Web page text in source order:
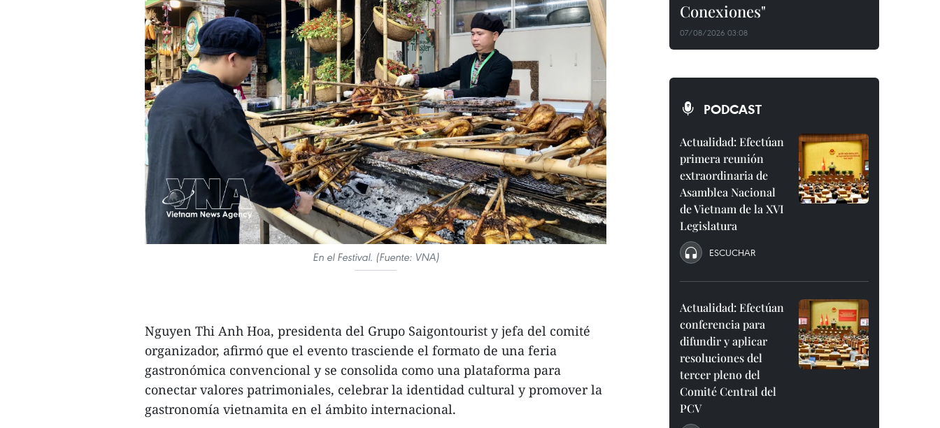
En el Festival. (Fuente: VNA)
Nguyen Thi Anh Hoa, presidenta del Grupo Saigontourist y jefa del comité
organizador, afirmó que el evento trasciende el formato de una feria
gastronómica convencional y se consolida como una plataforma para
conectar valores patrimoniales, celebrar la identidad cultural y promover la
gastronomía vietnamita en el ámbito internacional.
Conexiones"
07/08/2026 03:08
PODCAST
Actualidad: Efectúan
primera reunión
extraordinaria de
Asamblea Nacional
de Vietnam de la XVI
Legislatura
ESCUCHAR
Actualidad: Efectúan
conferencia para
difundir y aplicar
resoluciones del
tercer pleno del
Comité Central del
PCV